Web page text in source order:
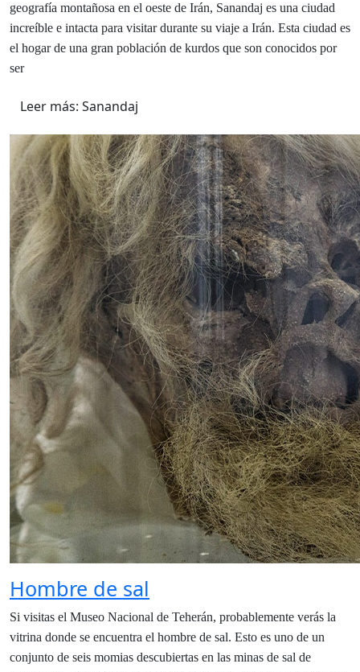
geografía montañosa en el oeste de Irán, Sanandaj es una ciudad
increíble e intacta para visitar durante su viaje a Irán. Esta ciudad es
el hogar de una gran población de kurdos que son conocidos por
ser
Leer más: Sanandaj
Hombre de sal
Si visitas el Museo Nacional de Teherán, probablemente verás la
vitrina donde se encuentra el hombre de sal. Esto es uno de un
conjunto de seis momias descubiertas en las minas de sal de